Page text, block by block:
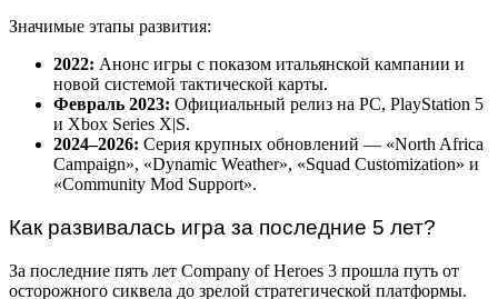
Значимые этапы развития:
2022: Анонс игры с показом итальянской кампании и
новой системой тактической карты.
Февраль 2023: Официальный релиз на PC, PlayStation 5
и Xbox Series X|S.
2024–2026: Серия крупных обновлений — «North Africa
Campaign», «Dynamic Weather», «Squad Customization» и
«Community Mod Support».
Как развивалась игра за последние 5 лет?
За последние пять лет Company of Heroes 3 прошла путь от
осторожного сиквела до зрелой стратегической платформы.